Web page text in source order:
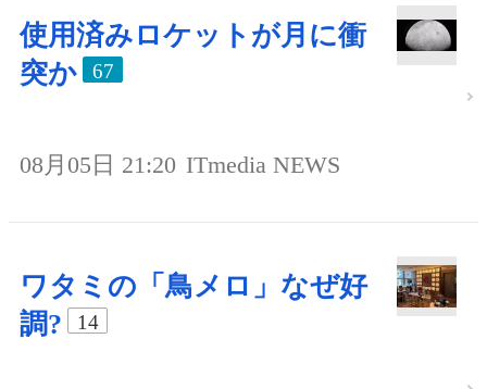
使用済みロケットが月に衝
突か
67
08月05日 21:20 ITmedia NEWS
ワタミの「鳥メロ」なぜ好
調?
14